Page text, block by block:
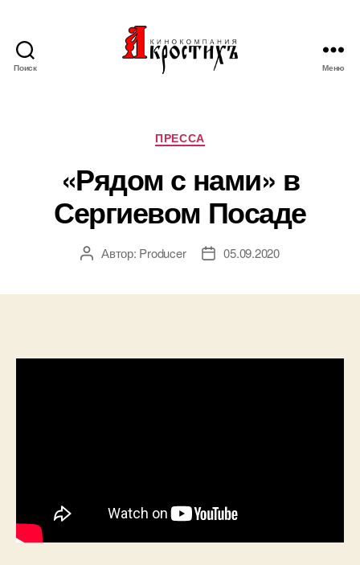
Поиск Меню
Рубрики
ПРЕССА
«Рядом с нами» в
Сергиевом Посаде
АвторАвтор: Producer
Дата05.09.2020